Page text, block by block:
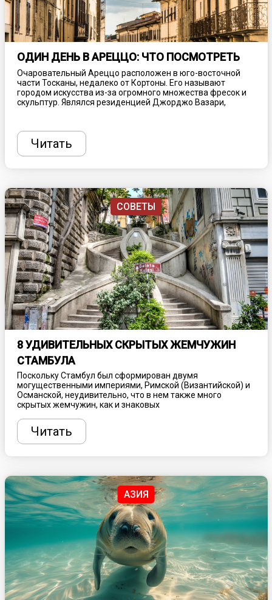
ОДИН ДЕНЬ В АРЕЦЦО: ЧТО ПОСМОТРЕТЬ
Очаровательный Ареццо расположен в юго-восточной
части Тосканы, недалеко от Кортоны. Его называют
городом искусства из-за огромного множества фресок и
скульптур. Являлся резиденцией Джорджо Вазари,
знают это место благодаря фильму Роберто Бениньи
“Жизнь прекрасна”. Именно здесь жили главные герои до
того, как их отправили в нацистский концлагерь. Картина
кинофестиваля в 1998 году и две европейские
великолепном Ареццо.
Читать
СОВЕТЫ
8 УДИВИТЕЛЬНЫХ СКРЫТЫХ ЖЕМЧУЖИН
СТАМБУЛА
Поскольку Стамбул был сформирован двумя
могущественными империями, Римской (Византийской) и
Османской, неудивительно, что в нем также много
скрытых жемчужин, как и знаковых
по районам, где древние сооружения органично
сочетаются с современными постройками, и за каждым
поворотом находить все больше скрытых жемчужин.
Читать
АЗИЯ